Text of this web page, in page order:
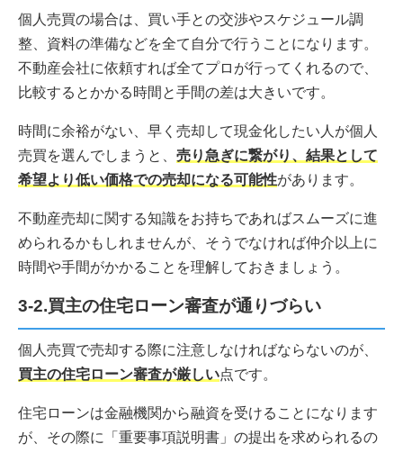
個人売買の場合は、買い手との交渉やスケジュール調
整、資料の準備などを全て自分で行うことになります。
不動産会社に依頼すれば全てプロが行ってくれるので、
比較するとかかる時間と手間の差は大きいです。
時間に余裕がない、早く売却して現金化したい人が個人
売買を選んでしまうと、 売り急ぎに繋がり、結果として
希望より低い価格での売却になる可能性があります。
不動産売却に関する知識をお持ちであればスムーズに進
められるかもしれませんが、そうでなければ仲介以上に
時間や手間がかかることを理解しておきましょう。
3-2.買主の住宅ローン審査が通りづらい
個人売買で売却する際に注意しなければならないのが、
買主の住宅ローン審査が厳しい点です。
住宅ローンは金融機関から融資を受けることになります
が、その際に「重要事項説明書」の提出を求められるの